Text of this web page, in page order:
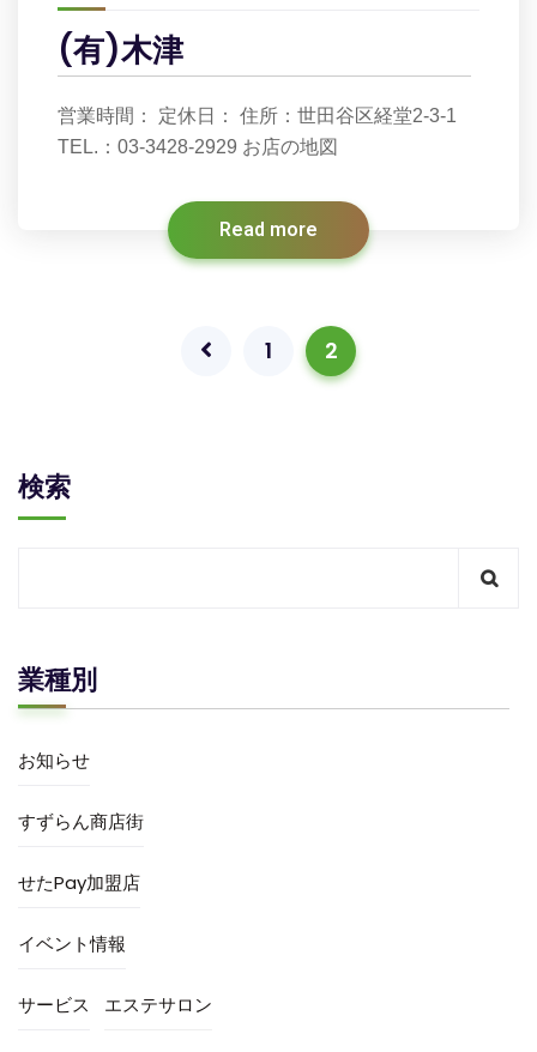
(有)木津
営業時間： 定休日： 住所：世田谷区経堂2-3-1
TEL.：03-3428-2929 お店の地図
Read more
1 2
検索
業種別
お知らせ
すずらん商店街
せたPay加盟店
イベント情報
サービス エステサロン